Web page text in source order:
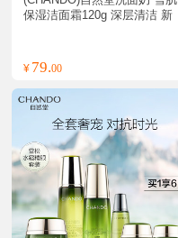
保湿洁面霜120g 深层清洁 新
¥ 79.00